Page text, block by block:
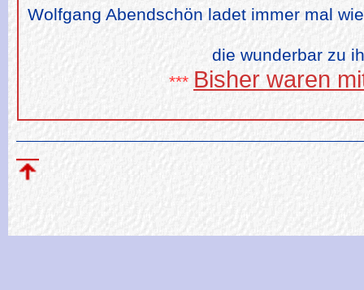
Wolfgang Abendschön ladet immer mal
die wunderbar zu
*** Bisher waren